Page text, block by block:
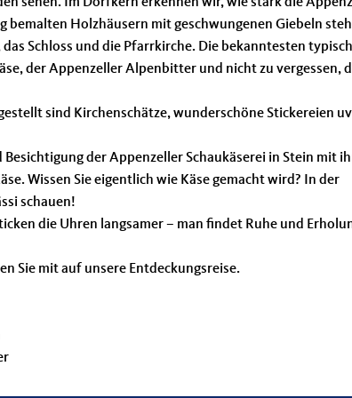
Holzhäusern mit geschwungenen Giebeln
Schloss und die Pfarrkirche. Die bekanntesten
der Appenzeller Alpenbitter und nicht zu vergessen,
sind Kirchenschätze, wunderschöne Stickereien
der Appenzeller Schaukäserei in Stein mit
Wissen Sie eigentlich wie Käse gemacht wird? In der
schauen!
die Uhren langsamer – man findet Ruhe und
Sie mit auf unsere Entdeckungsreise.